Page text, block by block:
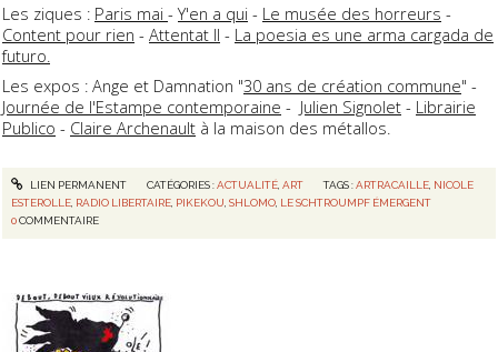
Les ziques : Paris mai -Y'en a qui - Le musée des horreurs -
Content pour rien - Attentat II - La poesia es une arma cargada de
futuro.
Les expos : Ange et Damnation "30 ans de création commune" -
Journée de l'Estampe contemporaine - Julien Signolet - Librairie
Publico - Claire Archenault à la maison des métallos.
LIEN PERMANENT CATÉGORIES :ACTUALITÉ, ART TAGS :ARTRACAILLE NICOLE
ESTEROLLE RADIO LIBERTAIRE PIKEKOU ,SHLOMO LE SCHTROUMPF ÉMERGENT
0COMMENTAIRE